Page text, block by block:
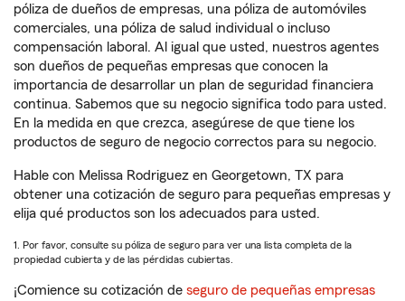
póliza de dueños de empresas, una póliza de automóviles
comerciales, una póliza de salud individual o incluso
compensación laboral. Al igual que usted, nuestros agentes
son dueños de pequeñas empresas que conocen la
importancia de desarrollar un plan de seguridad financiera
continua. Sabemos que su negocio significa todo para usted.
En la medida en que crezca, asegúrese de que tiene los
productos de seguro de negocio correctos para su negocio.
Hable con Melissa Rodriguez en Georgetown, TX para
obtener una cotización de seguro para pequeñas empresas y
elija qué productos son los adecuados para usted.
1. Por favor, consulte su póliza de seguro para ver una lista completa de la
propiedad cubierta y de las pérdidas cubiertas.
¡Comience su cotización de seguro de pequeñas empresas